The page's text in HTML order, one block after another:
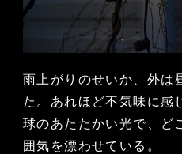
雨上がりのせいか、外は
た。あれほど不気味に感
球のあたたかい光で、ど
囲気を漂わせている。